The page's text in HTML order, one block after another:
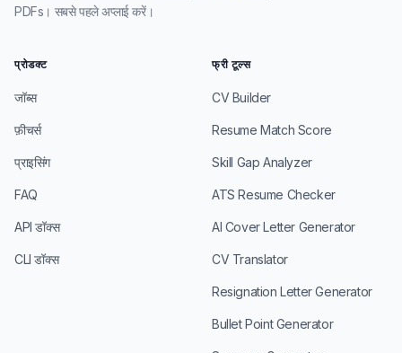
PDFs। सबसे पहले अप्लाई करें।
प्रोडक्ट
जॉब्स
फ़ीचर्स
प्राइसिंग
FAQ
API डॉक्स
CLI डॉक्स
फ्री टूल्स
CV Builder
Resume Match Score
Skill Gap Analyzer
ATS Resume Checker
AI Cover Letter Generator
CV Translator
Resignation Letter Generator
Bullet Point Generator